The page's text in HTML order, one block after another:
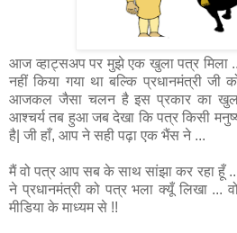
आज व्हाट्सअप पर मुझे एक खुला पत्र मिला
नहीं किया गया था बल्कि प्रधानमंत्री जी
आजकल जैसा चलन है इस प्रकार का
आश्चर्य तब हुआ जब देखा कि पत्र किसी
है| जी हाँ, आप ने सही पढ़ा एक भैंस ने ...
मैं वो पत्र आप सब के साथ सांझा कर रहा हूँ
ने प्रधानमंत्री को पत्र भला क्यूँ लिखा ...
मीडिया के माध्यम से !!